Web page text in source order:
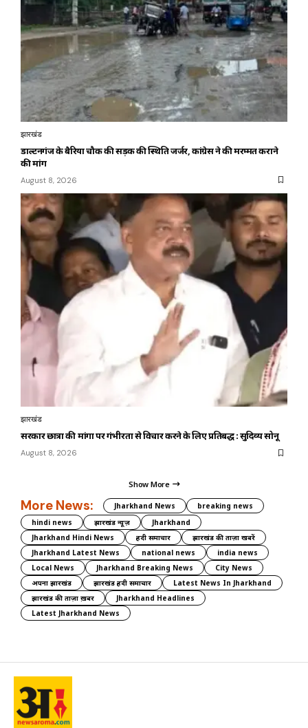
झारखंड
डाल्टनगंज के बैरिया चौक की सड़क की स्थिति जर्जर, कांग्रेस ने की मरम्मत कराने
की मांग
August 8, 2026
झारखंड
सरकार छात्रों की मांगों पर गंभीरता से विचार करने के लिए प्रतिबद्ध : सुदिव्य सोनू
August 8, 2026
Show More
More News: Jharkhand News
breaking news
hindi news
झारखंड न्यूज़
Jharkhand
Jharkhand Hindi News
हिंदी समाचार
झारखंड की ताज़ा खबरें
Jharkhand Latest News
national news
india news
Local News
Jharkhand Breaking News
City News
अपना झारखंड
झारखंड हिंदी समाचार
Latest News In Jharkhand
झारखंड की ताज़ा ख़बर
Jharkhand Headlines
Latest Jharkhand News